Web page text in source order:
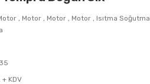
, Motor , Motor , Motor , Isıtma Soğutma
+ KDV